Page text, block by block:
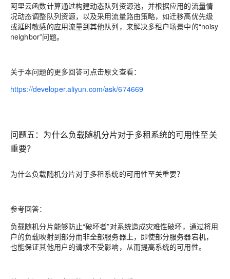
阿里云函数计算通过构建动态队列资源池，并根据应用的流量情
况动态调整队列资源，以及采用流量路由策略，如迁移高优先级
或延时敏感的应用流量到其他队列，来解决多租户场景中的“noisy
neighbor”问题。
关于本问题的更多回答可点击原文查看：
https://developer.aliyun.com/ask/674669
问题五： 为什么负载随机分片对于多租系统的可用性至关
重要？
为什么负载随机分片对于多租系统的可用性至关重要？
参考回答：
负载随机分片能够防止“破坏者”对系统造成灾难性破坏，通过将用
户的负载映射到部分而非全部服务器上，即使部分服务器宕机，
也能保证其他用户的请求不受影响，从而提高系统的可用性。